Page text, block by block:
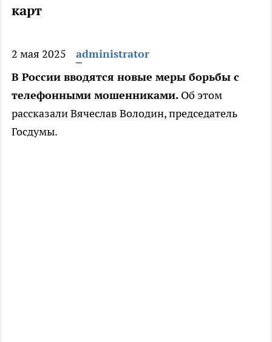
карт
2 мая 2025
administrator
В России вводятся новые меры борьбы с
телефонными мошенниками. Об этом
рассказали Вячеслав Володин, председатель
Госдумы.